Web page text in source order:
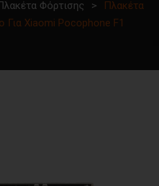
Φόρτισης >
Πλακέτα
Xiaomi Pocophone F1